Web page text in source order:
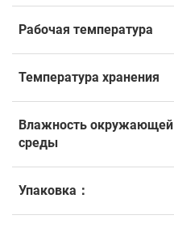
Рабочая температура
Температура хранения
Влажность окружающей
среды
Упаковка：